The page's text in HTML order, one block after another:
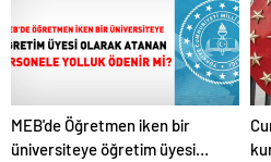
MEB'de Öğretmen iken bir
üniversiteye öğretim üyesi